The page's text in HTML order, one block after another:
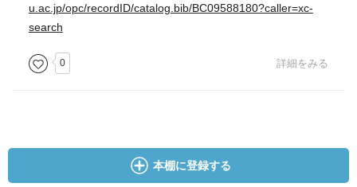
が、魔女のように働き、とても強い影響力を持っている。
それでありながら、全てが愛に満ち溢れた、もうとっても
ニャはこのくらい威勢が良くなくっちゃ！
u.ac.jp/opc/recordID/catalog.bib/BC09588180?caller=xc-
search
0 詳細をみる
本棚に登録する